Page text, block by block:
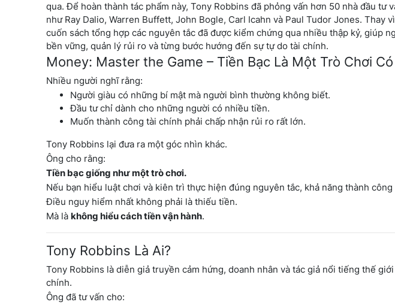
qua. Để hoàn thành tác phẩm này, Tony Robbins đã phỏng vấn hơn 50 nhà đầu tư
như Ray Dalio, Warren Buffett, John Bogle, Carl Icahn và Paul Tudor Jones. Thay
cuốn sách tổng hợp các nguyên tắc đã được kiểm chứng qua nhiều thập kỷ, giúp
bền vững, quản lý rủi ro và từng bước hướng đến sự tự do tài chính.
Money: Master the Game – Tiền Bạc Là Một Trò Chơi
Nhiều người nghĩ rằng:
Người giàu có những bí mật mà người bình thường không biết.
Đầu tư chỉ dành cho những người có nhiều tiền.
Muốn thành công tài chính phải chấp nhận rủi ro rất lớn.
Tony Robbins lại đưa ra một góc nhìn khác.
Ông cho rằng:
Tiền bạc giống như một trò chơi.
Nếu bạn hiểu luật chơi và kiên trì thực hiện đúng nguyên tắc, khả năng thành
Điều nguy hiểm nhất không phải là thiếu tiền.
Mà là không hiểu cách tiền vận hành.
Tony Robbins Là Ai?
Tony Robbins là diễn giả truyền cảm hứng, doanh nhân và tác giả nổi tiếng thế
chính.
Ông đã tư vấn cho: